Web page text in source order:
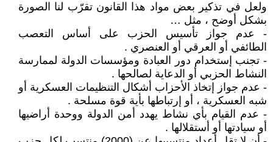
ولعل في تذكير بعض مواد هذا القانون تقرّب لنا الصورة
بشكل أوضح ، مثل …
- عدم جواز تأسيس الحزب على أساس التعصب
الطائفي أو العرقي أو العنصري .
- تجنب إستخدام دور العبادة ومؤسسات الدولة لممارسة
النشاط الحزبي أو الدعاية لصالحها .
- عدم جواز إتخاذ الأحزاب أشكال التنظيمات العسكرية أو
شبه العسكرية ، أو إرتباطها بأية قوة مسلحة .
- عدم القيام بأي نشاط يهدد أمن الدولة ووحدة أراضيها
أو سيادتها أو أستقلالها .